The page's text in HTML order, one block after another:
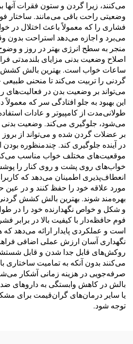
می‌کنند، زیرا گردن و ستون فقرات آنها
وضعیتی راحت باقی می‌مانند. ساختار
فشاری را که معمولاً باعث اختلال در
می‌برد و اجازه می‌دهد استراحت بدون
منجر به سطح انرژی بهتر در روز و
اصلاح وضعیت بدنی مزایای بلندمدتی
ساعات خواب است. بهترین بالش کشش
گردنی را تربیت می‌کند تا منحنی
می‌تواند بر وضعیت بدن در فعالیت‌های
این بهبود به جلو افتادگی سر که معمولاً
طولانی‌مدت از کامپیوتر و عادات
می‌شود، جلوگیری می‌کند. وضعیت بدنی
بر عضلات گردن شده و می‌تواند از
در آینده جلوگیری کند. چندمنظوره بودن
موقعیت‌های مختلف خواب مناسب
خواب‌های روی پشت و روی کنار را
انعطاف‌پذیری اطمینان می‌دهد که
مورد علاقه خود را حفظ کنند و در عین
بهره‌مند شوند. بهترین بالش کشش
و شکل و خواص نگهدارنده خود را در
فوم حافظه‌دار با کیفیت بالا در برابر
است و عملکردی پایدار ارائه می‌دهد که
نگهداری آسان ارزش عملی اضافی
روکش‌های قابل جدا شدن و قابل
می‌کنند بدون آنکه به تمامیت
صرفه‌جویی در هزینه زمانی آشکار
بالش در کاهش وابستگی به داروهای ضد
یا سایر درمان‌های گران‌قیمت برای
توجه شود.